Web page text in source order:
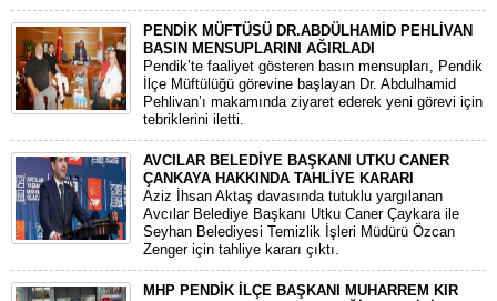
PENDİK MÜFTÜSÜ DR.ABDÜLHAMİD PEHLİVAN
BASIN MENSUPLARINI AĞIRLADI
​Pendik’te faaliyet gösteren basın mensupları, Pendik
İlçe Müftülüğü görevine başlayan Dr. Abdulhamid
Pehlivan’ı makamında ziyaret ederek yeni görevi için
tebriklerini iletti.
AVCILAR BELEDİYE BAŞKANI UTKU CANER
ÇANKAYA HAKKINDA TAHLİYE KARARI
​Aziz İhsan Aktaş davasında tutuklu yargılanan
Avcılar Belediye Başkanı Utku Caner Çaykara ile
Seyhan Belediyesi Temizlik İşleri Müdürü Özcan
Zenger için tahliye kararı çıktı.
MHP PENDİK İLÇE BAŞKANI MUHARREM KIR